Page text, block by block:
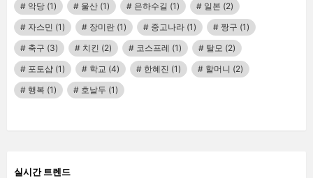
악당 (1) 울산 (1) 은하수길 (1) 일본 (2)
자스민 (1) 장미란 (1) 중고나라 (1) 짱구 (1)
축구 (3) 치킨 (2) 코스프레 (1) 탈모 (2)
포토샵 (1) 학교 (4) 한혜진 (1) 할머니 (2)
행복 (1) 호날두 (1)
실시간 트렌드